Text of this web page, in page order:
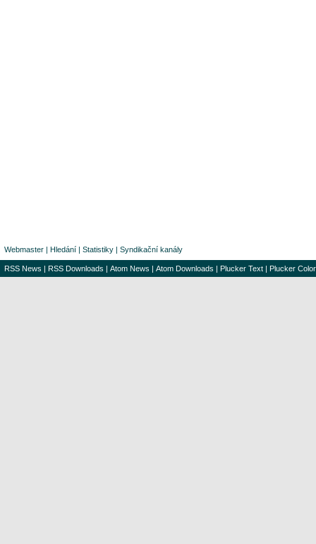
Webmaster | Hledání | Statistiky | Syndikační kanály
RSS News | RSS Downloads | Atom News | Atom Downloads | Plucker Text | Plucker Color